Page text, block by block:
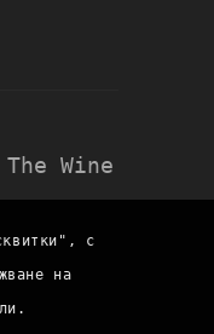
The Wine
с
на